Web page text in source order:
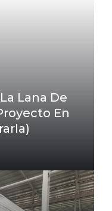
Lana De
En